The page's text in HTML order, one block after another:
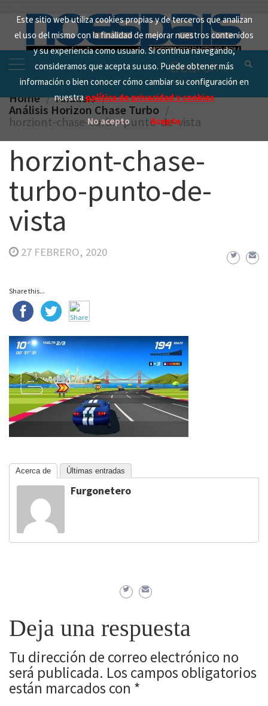
Este sitio web utiliza cookies propias y de terceros que analizan
el uso del mismo con la finalidad de mejorar nuestros contenidos
y su experiencia como usuario. Si continua navegando,
consideramos que acepta su uso. Puede obtener más
información o bien conocer cómo cambiar su configuración en
nuestrapolítica de privacidad y cookies
No acepto Acepto
content
Search
for:
Home Analisis
Análisis Horizon Chase Turbo
horziont-chase-turbo-punto-de-vista
horziont-chase-
turbo-punto-de-
vista
27 FEBRERO, 2020
Share this...
Acerca de Últimas entradas
Furgonetero
Deja una respuesta
Tu dirección de correo electrónico no
será publicada. Los campos obligatorios
están marcados con *